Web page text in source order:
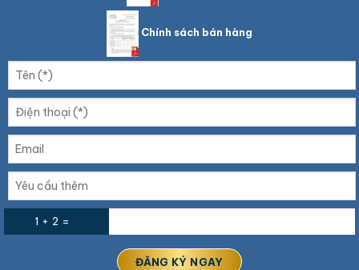
Chính sách bán hàng
1 + 2 =